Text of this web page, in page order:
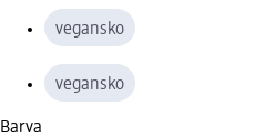
vegansko
vegansko
Barva